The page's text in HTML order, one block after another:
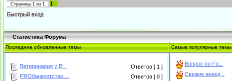
Страница 1 из 1
1
Статистика Форума
Последние обновленные темы Самые популярные темы
Ветеринария у В...
Ответов [ 1 ]
PROбанкротство ...
Ответов [ 0 ]
Вопрос по Fo...
Свежие анекд...